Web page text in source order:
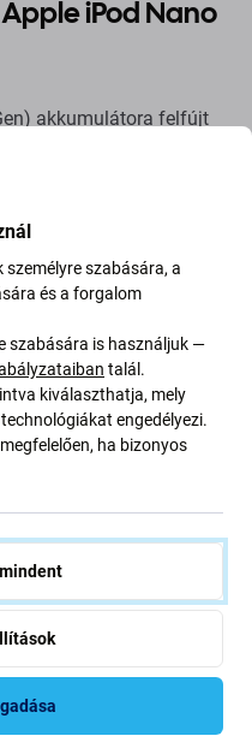
iPod Nano
akkumulátora felfújt
ra
az akkumulátor
Aftermarket PRO néven
specifikációk
eredeti. Az
OLED technológiával
kijelzők szállítóját
hogy megfeleljen a
Ez az eredeti
szabására, a
és a forgalom
szabására is használjuk —
talál.
kiválaszthatja, mely
engedélyezi.
ha bizonyos